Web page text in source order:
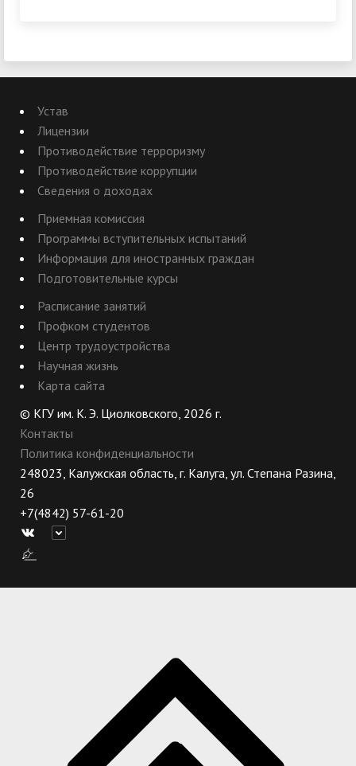
Устав
Лицензии
Противодействие терроризму
Противодействие коррупции
Сведения о доходах
Приемная комиссия
Программы вступительных испытаний
Информация для иностранных граждан
Подготовительные курсы
Расписание занятий
Профком студентов
Центр трудоустройства
Научная жизнь
Карта сайта
© КГУ им. К. Э. Циолковского, 2026 г.
Контакты
Политика конфиденциальности
248023, Калужская область, г. Калуга, ул. Степана Разина,
26
+7(4842) 57-61-20